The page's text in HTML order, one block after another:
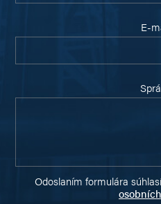
E-
Odoslaním formulára